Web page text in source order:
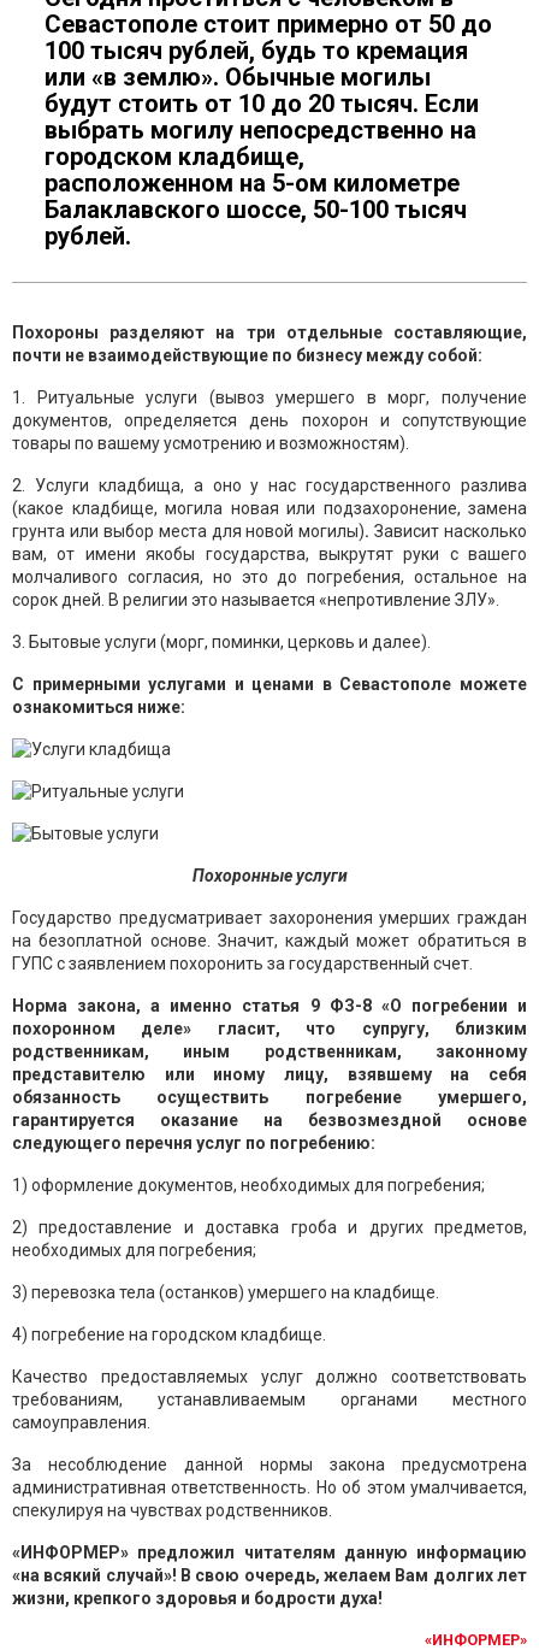
Севастополе стоит примерно от 50 до
100 тысяч рублей, будь то кремация
или «в землю». Обычные могилы
будут стоить от 10 до 20 тысяч. Если
выбрать могилу непосредственно на
городском кладбище,
расположенном на 5-ом километре
Балаклавского шоссе, 50-100 тысяч
рублей.
Похороны разделяют на три отдельные составляющие,
почти не взаимодействующие по бизнесу между собой:
1. Ритуальные услуги (вывоз умершего в морг, получение
документов, определяется день похорон и сопутствующие
товары по вашему усмотрению и возможностям).
2. Услуги кладбища, а оно у нас государственного разлива
(какое кладбище, могила новая или подзахоронение, замена
грунта или выбор места для новой могилы).Зависит насколько
вам, от имени якобы государства, выкрутят руки с вашего
молчаливого согласия, но это до погребения, остальное на
сорок дней. В религии это называется «непротивление ЗЛУ».
3. Бытовые услуги (морг, поминки, церковь и далее).
С примерными услугами и ценами в Севастополе можете
ознакомиться ниже:
Похоронные услуги
Государство предусматривает захоронения умерших граждан
на безоплатной основе. Значит, каждый может обратиться в
ГУПС с заявлением похоронить за государственный счет.
Норма закона, а именно статья 9 ФЗ-8 «О погребении и
похоронном деле» гласит, что супругу, близким
родственникам, иным родственникам, законному
представителю или иному лицу, взявшему на себя
обязанность осуществить погребение умершего,
гарантируется оказание на безвозмездной основе
следующего перечня услуг по погребению:
1) оформление документов, необходимых для погребения;
2) предоставление и доставка гроба и других предметов,
необходимых для погребения;
3) перевозка тела (останков) умершего на кладбище.
4) погребение на городском кладбище.
Качество предоставляемых услуг должно соответствовать
требованиям, устанавливаемым органами местного
самоуправления.
За несоблюдение данной нормы закона предусмотрена
административная ответственность. Но об этом умалчивается,
спекулируя на чувствах родственников.
«ИНФОРМЕР» предложил читателям данную информацию
«на всякий случай»! В свою очередь, желаем Вам долгих лет
жизни, крепкого здоровья и бодрости духа!
«ИНФОРМЕР»